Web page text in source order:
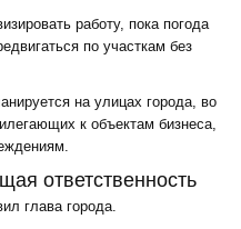
работу, пока погода
по участкам без
на улицах города, во
к объектам бизнеса,
ответственность
глава города.